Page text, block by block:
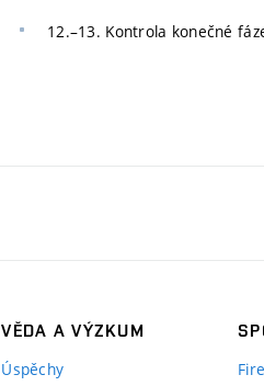
12.–13. Kontrola konečné
VĚDA A VÝZKUM
Úspěchy